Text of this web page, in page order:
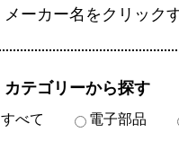
メーカー名をクリック
カテゴリーから探す
すべて 電子部品